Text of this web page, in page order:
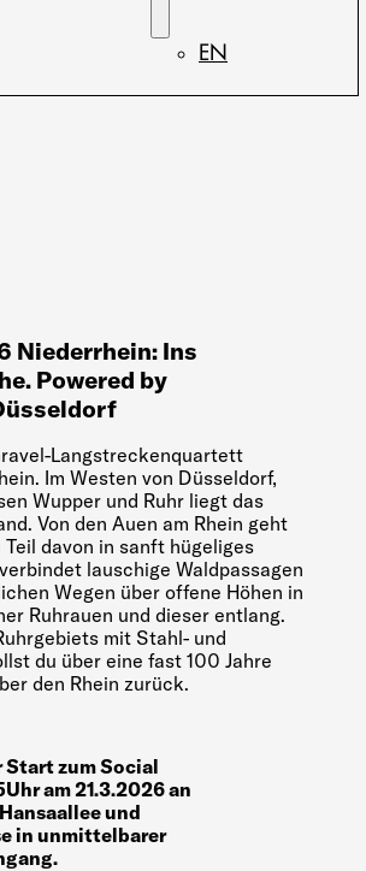
EN
Niederrhein: Ins
Powered by
Langstreckenquartett
Im Westen von Düsseldorf,
Wupper und Ruhr liegt das
Von den Auen am Rhein geht
davon in sanft hügeliges
lauschige Waldpassagen
Wegen über offene Höhen in
Ruhrauen und dieser entlang.
mit Stahl- und
du über eine fast 100 Jahre
den Rhein zurück.
Start zum Social
am 21.3.2026 an
und
in unmittelbarer